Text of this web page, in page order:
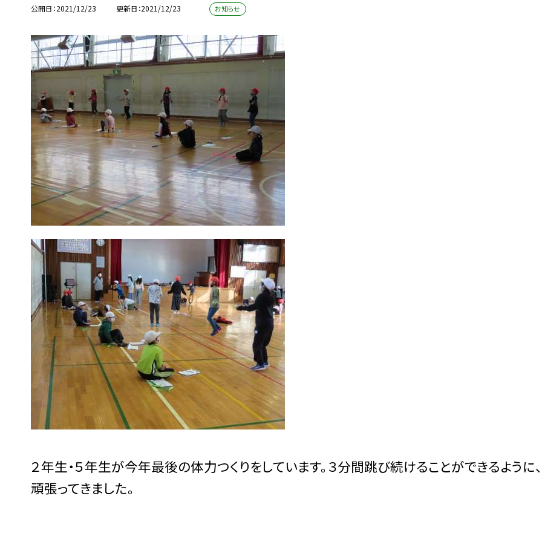
公開日 2021/12/23 更新日 2021/12/23 お知らせ
２年生・５年生が今年最後の体力つくりをしています。３分間跳び続けることができるように
頑張ってきました。